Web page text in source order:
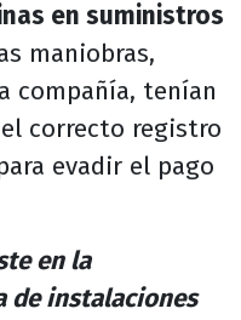
en suministros
maniobras,
compañía, tenían
correcto registro
evadir el pago
en la
de instalaciones